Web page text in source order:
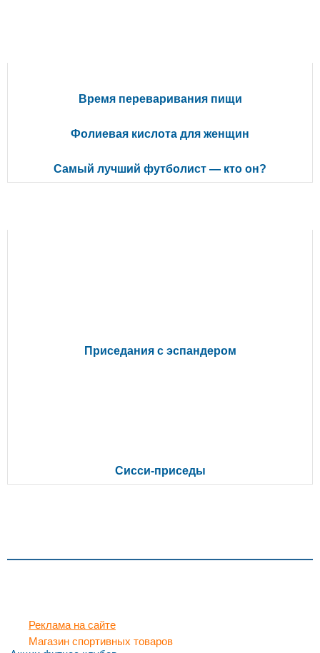
Время переваривания пищи
Фолиевая кислота для женщин
Самый лучший футболист — кто он?
Приседания с эспандером
Сисси-приседы
Реклама на сайте
Магазин спортивных товаров